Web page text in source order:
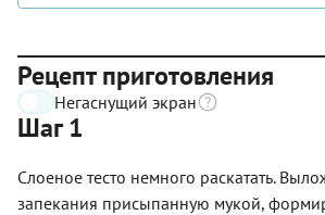
Рецепт приготовления
Негаснущий экран
Шаг 1
Слоеное тесто немного раскатать.
запекания присыпанную мукой,